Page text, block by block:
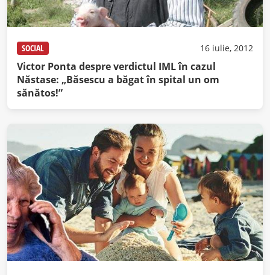
SOCIAL 16 iulie, 2012
Victor Ponta despre verdictul IML în cazul
Năstase: „Băsescu a băgat în spital un om
sănătos!”